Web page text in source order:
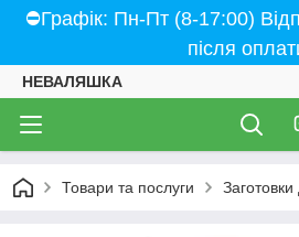
⛔Графік: Пн-Пт (8-17:00)
після
НЕВАЛЯШКА
Товари та послуги Заготовки